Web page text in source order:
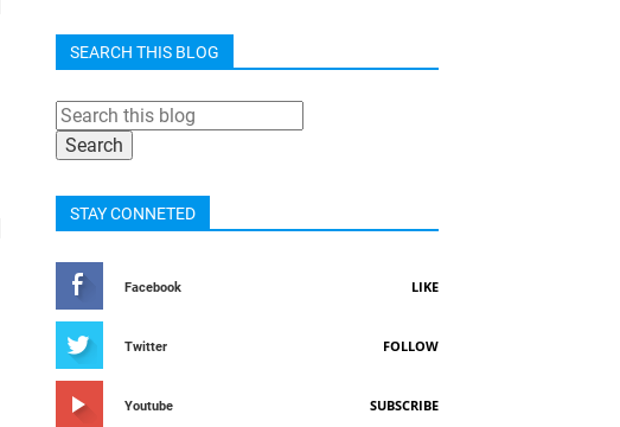
SEARCH THIS BLOG
STAY CONNETED
Facebook LIKE
Twitter FOLLOW
Youtube SUBSCRIBE